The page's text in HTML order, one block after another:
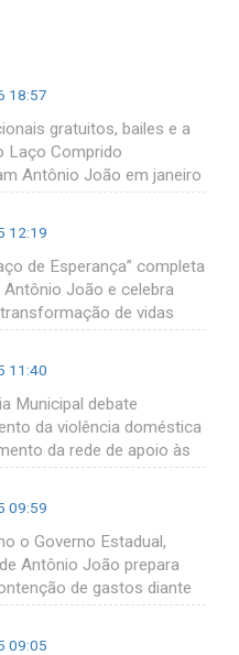
18:57
gratuitos, bailes e a
Laço Comprido
Antônio João em janeiro
12:19
de Esperança” completa
João e celebra
de vidas
11:40
Municipal debate
da violência doméstica
da rede de apoio às
09:59
o Governo Estadual,
Antônio João prepara
de gastos diante
09:05